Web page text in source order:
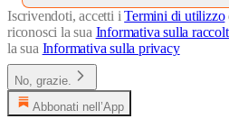
Iscrivendoti, accetti iTermini di utilizzo
riconosci la sua Informativa sulla
la sua Informativa sulla privacy
No, grazie.
Abbonati nell’App